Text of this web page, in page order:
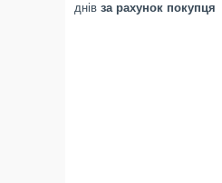
днів за рахунок покупця